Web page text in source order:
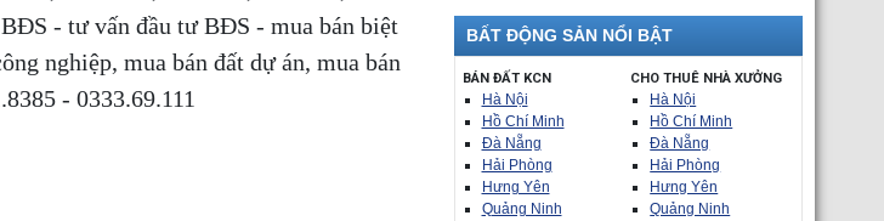
- tư vấn đầu tư BĐS - mua bán biệt
nghiệp, mua bán đất dự án, mua bán
- 0333.69.111
BẤT ĐỘNG SẢN NỔI BẬT
BÁN ĐẤT KCN
Hà Nội
Hồ Chí Minh
Đà Nẵng
Hải Phòng
Hưng Yên
Quảng Ninh
CHO THUÊ NHÀ XƯỞNG
Hà Nội
Hồ Chí Minh
Đà Nẵng
Hải Phòng
Hưng Yên
Quảng Ninh